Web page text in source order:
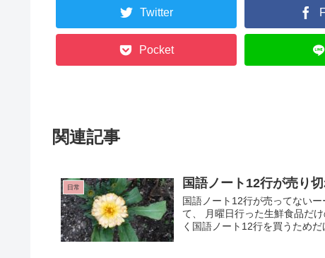
Twitter
Pocket
関連記事
日常 国語ノート12行が売り
国語ノート12行が売ってない
て、 月曜日行った生鮮食品だ
く国語ノート12行を買うためだ